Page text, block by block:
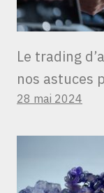
Le trading
nos astuces
28 mai 2024